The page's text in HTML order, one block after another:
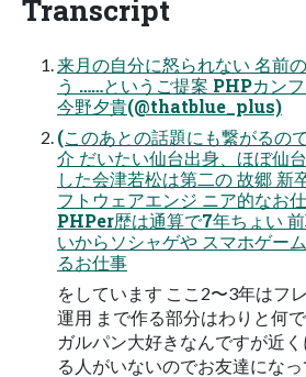
Transcript
来月の自分に怒られない 名前
う ……というご提案 PHPカン
今野夕貴(@thatblue_plus)
(このあとの話題にも繋がるの
介 だいたい仙台出身、ほぼ仙
した会津若松は第二の 故郷 新
フトウェアエンジ ニア的なお
PHPer歴は通算で7年ちょい
いからソシャゲや スマホゲー
るお仕事
をしています ここ2〜3年はフ
運用 まで作る部分はわりと何
ガルパン大好きなんですが近
る人がいないのでお友達にな